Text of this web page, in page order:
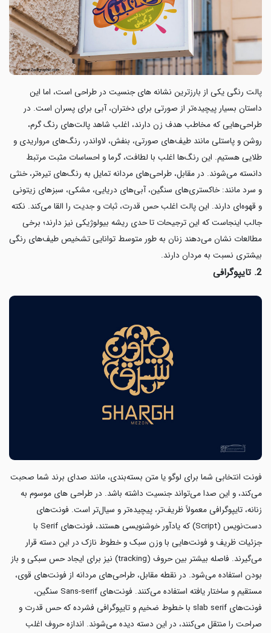
پالت رنگی یکی از بارزترین نشانه های جنسیت در طراحی است، اما این
داستان بسیار پیچیده‌تر از صورتی برای دختران، آبی برای پسران است. در
طراحی‌هایی که مخاطب هدف زن دارند، اغلب شاهد پالت‌های رنگ گرم،
روشن و پاستلی مانند طیف‌های صورتی، بنفش، لاواندر، رنگ‌های مرواریدی و
طلایی هستیم. این رنگ‌ها اغلب با لطافت، گرما و احساسات مثبت مرتبط
دانسته می‌شوند. در مقابل، طراحی‌های مردانه تمایل به رنگ‌های تیره‌تر، خنثی
و سرد مانند: خاکستری‌های سنگین، آبی‌های دریایی، مشکی، سبزهای زیتونی
و قهوه‌ای دارند. این پالت اغلب حس قدرت، ثبات و جدیت را القا می‌کند. نکته
جالب اینجاست که این ترجیحات تا حدی ریشه بیولوژیکی نیز دارند؛ برخی
مطالعات نشان می‌دهند زنان به طور متوسط توانایی تشخیص طیف‌های رنگی
بیشتری نسبت به مردان دارند.
2. تایپوگرافی
فونت انتخابی شما برای لوگو یا متن بسته‌بندی، مانند صدای برند شما صحبت
می‌کند، و این صدا می‌تواند جنسیت داشته باشد. در طراحی های موسوم به
زنانه، تایپوگرافی معمولاً ظریف‌تر، پیچیده‌تر و سیال‌تر است. فونت‌های
دست‌نویس (Script) که یادآور خوشنویسی هستند، فونت‌های Serif با
جزئیات ظریف و فونت‌هایی با وزن سبک و خطوط نازک در این دسته قرار
می‌گیرند. فاصله بیشتر بین حروف (tracking) نیز برای ایجاد حس سبکی و باز
بودن استفاده می‌شود. در نقطه مقابل، طراحی‌های مردانه از فونت‌های قوی،
مستقیم و ساختار یافته استفاده می‌کنند. فونت‌های Sans-serif سنگین،
فونت‌های slab serif با خطوط ضخیم و تایپوگرافی فشرده که حس قدرت و
صراحت را منتقل می‌کنند، در این دسته دیده می‌شوند. اندازه حروف اغلب